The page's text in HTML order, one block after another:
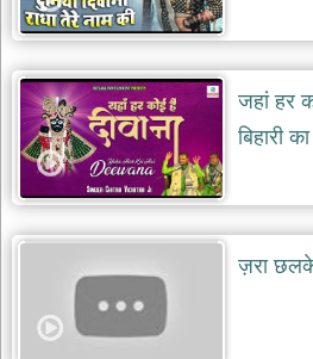
बावा
दयाल
भजन
bawa
lal
dayal
bhajans
देव
bhajans
जहां हर
बिहारी का
ज़रा